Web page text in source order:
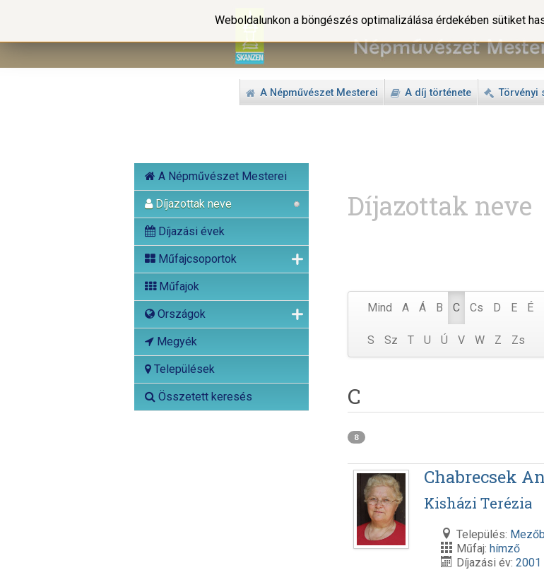
A Népművészet Mesterei A díj története Törvényi
A Népművészet Mesterei
Díjazottak neve
Díjazási évek
Műfajcsoportok
Műfajok
Országok
Megyék
Települések
Összetett keresés
Weboldalunkon a böngészés optimalizálása érdekében sütiket
Díjazottak neve
Mind A Á B C Cs D E É
S Sz T U Ú V W Z Zs
C
8
Chabrecsek
Kisházi Terézia
Település:
Műfaj:hímző
Díjazási év:2001